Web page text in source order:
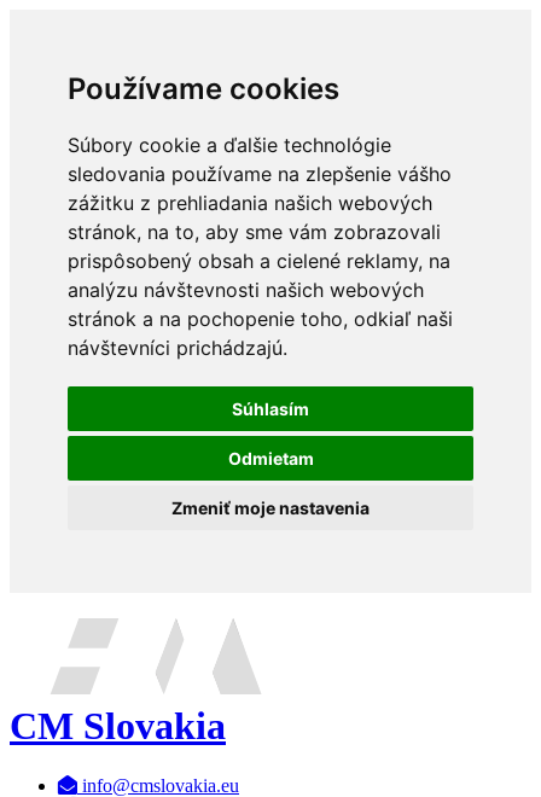
Používame cookies
Súbory cookie a ďalšie technológie
sledovania používame na zlepšenie vášho
zážitku z prehliadania našich webových
stránok, na to, aby sme vám zobrazovali
prispôsobený obsah a cielené reklamy, na
analýzu návštevnosti našich webových
stránok a na pochopenie toho, odkiaľ naši
návštevníci prichádzajú.
Súhlasím
Odmietam
Zmeniť moje nastavenia
CM Slovakia
info@cmslovakia.eu